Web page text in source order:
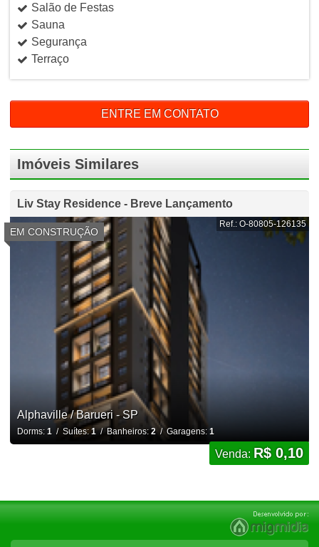
Salão de Festas
Sauna
Segurança
Terraço
ENTRE EM CONTATO
Imóveis Similares
Liv Stay Residence - Breve Lançamento
EM CONSTRUÇÃO
Ref.: O-80805-126135
Alphaville / Barueri - SP
Dorms: 1/ Suítes:1/ Banheiros: 2/ Garagens: 1
Venda: R$ 0,10